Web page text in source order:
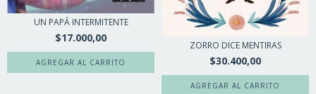
UN PAPÁ INTERMITENTE
$17.000,00
ZORRO DICE MENTIRAS
$30.400,00